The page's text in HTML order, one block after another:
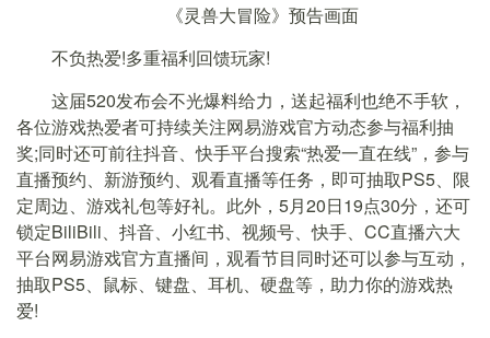
《灵兽大冒险》预告画面
不负热爱!多重福利回馈玩家!
这届520发布会不光爆料给力，送起福利也绝不手软，
各位游戏热爱者可持续关注网易游戏官方动态参与福利抽
奖;同时还可前往抖音、快手平台搜索“热爱一直在线”，参与
直播预约、新游预约、观看直播等任务，即可抽取PS5、限
定周边、游戏礼包等好礼。此外，5月20日19点30分，还可
锁定BiliBili、抖音、小红书、视频号、快手、CC直播六大
平台网易游戏官方直播间，观看节目同时还可以参与互动，
抽取PS5、鼠标、键盘、耳机、硬盘等，助力你的游戏热
爱!